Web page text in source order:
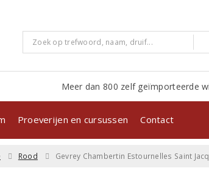
Meer dan 800 zelf geïmporteerde
Proeverijen en cursussen Contact
Rood Gevrey Chambertin Estournelles Saint